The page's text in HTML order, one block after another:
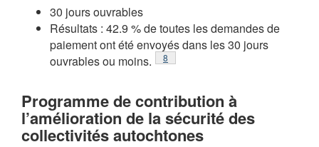
30 jours ouvrables
Résultats : 42.9 % de toutes les demandes de
paiement ont été envoyés dans les 30 jours
ouvrables ou moins.
Note de bas de page
8
Programme de contribution à
l’amélioration de la sécurité des
collectivités autochtones